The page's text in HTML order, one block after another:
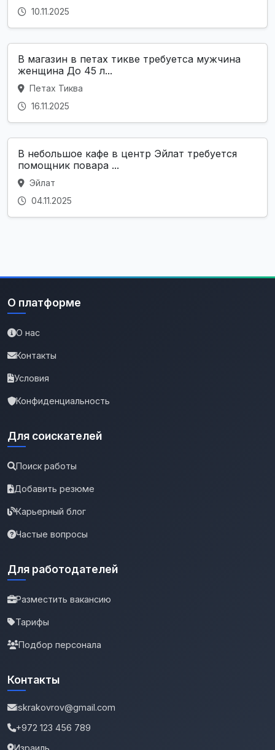
10.11.2025
В магазин в петах тикве требуетса мужчина
женщина До 45 л...
Петах Тиква
16.11.2025
В небольшое кафе в центр Эйлат требуется
помощник повара ...
Эйлат
04.11.2025
О платформе
О нас
Контакты
Условия
Конфиденциальность
Для соискателей
Поиск работы
Добавить резюме
Карьерный блог
Частые вопросы
Для работодателей
Разместить вакансию
Тарифы
Подбор персонала
Контакты
iskrakovrov@gmail.com
+972 123 456 789